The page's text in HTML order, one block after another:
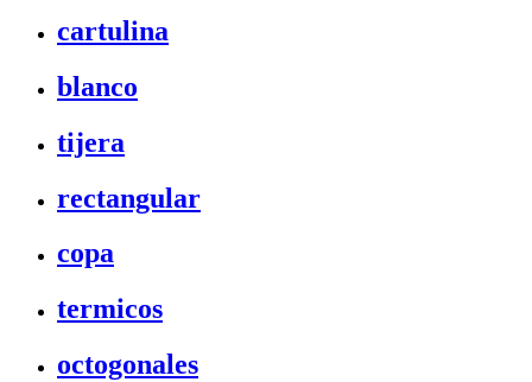
cartulina
blanco
tijera
rectangular
copa
termicos
octogonales